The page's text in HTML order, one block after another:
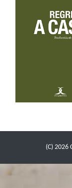
(C) 2026